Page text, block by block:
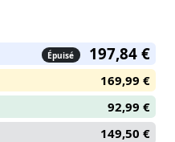
Épuisé 197,84 €
169,99 €
92,99 €
149,50 €